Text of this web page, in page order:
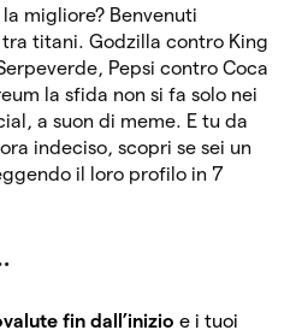
migliore? Benvenuti
titani. Godzilla contro King
Pepsi contro Coca
la sfida non si fa solo nei
a suon di meme. E tu da
indeciso, scopri se sei un
il loro profilo in 7
fin dall’inizio e i tuoi